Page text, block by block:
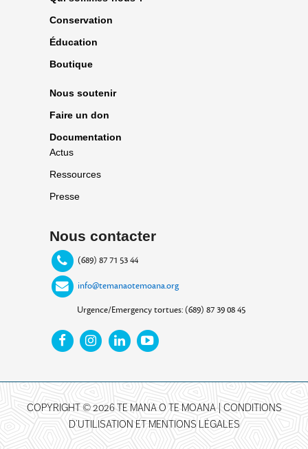
Conservation
Éducation
Boutique
Nous soutenir
Faire un don
Documentation
Actus
Ressources
Presse
Nous contacter
(689) 87 71 53 44
info@temanaotemoana.org
Urgence/Emergency tortues: (689) 87 39 08 45
COPYRIGHT © 2026 TE MANA O TE MOANA |CONDITIONS
D’UTILISATION ET MENTIONS LÉGALES